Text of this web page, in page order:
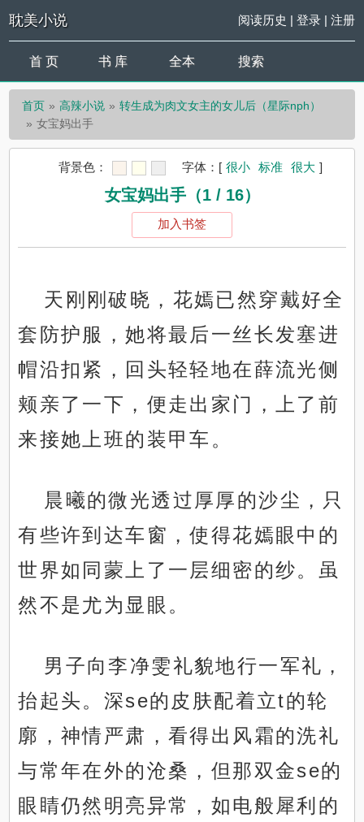
耽美小说 阅读历史 | 登录| 注册
首 页 书 库 全本 搜索
首页 高辣小说
转生成为肉文女主的女儿后（星际nph）
女宝妈出手
背景色： 字体： [ 很小 标准 很大 ]
女宝妈出手（1 / 16）
加入书签
天刚刚破晓，花嫣已然穿戴好全
套防护服，她将最后一丝长发塞进
帽沿扣紧，回头轻轻地在薛流光侧
颊亲了一下，便走出家门，上了前
来接她上班的装甲车。
晨曦的微光透过厚厚的沙尘，只
有些许到达车窗，使得花嫣眼中的
世界如同蒙上了一层细密的纱。虽
然不是尤为显眼。
男子向李净雯礼貌地行一军礼，
抬起头。深se的皮肤配着立t的轮
廓，神情严肃，看得出风霜的洗礼
与常年在外的沧桑，但那双金se的
眼睛仍然明亮异常，如电般犀利的